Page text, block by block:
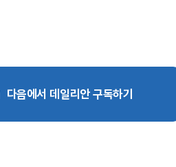
다음에서 데일리안 구독하기